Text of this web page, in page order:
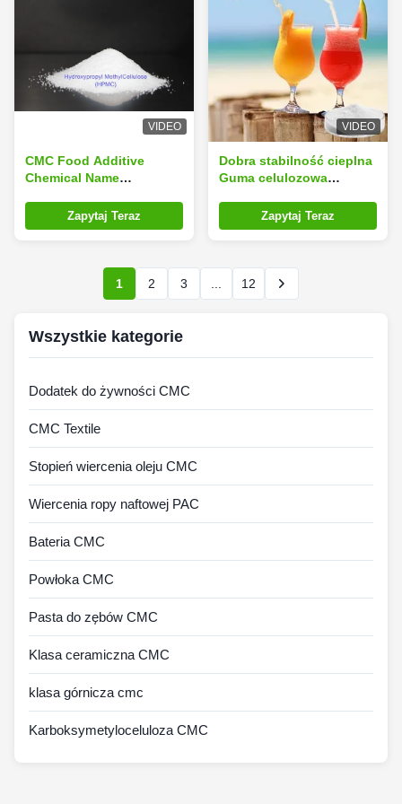
VIDEO
CMC Food Additive
Chemical Name
White Or Slightly
Yellowish Powder with
Zapytaj Teraz
VIDEO
Dobra stabilność cieplna
Guma celulozowa
Karboksymetyloceluloza
poprawia teksturę i
Zapytaj Teraz
1 2 3 12
Wszystkie kategorie
Dodatek do żywności CMC
CMC Textile
Stopień wiercenia oleju CMC
Wiercenia ropy naftowej PAC
Bateria CMC
Powłoka CMC
Pasta do zębów CMC
Klasa ceramiczna CMC
klasa górnicza cmc
Karboksymetyloceluloza CMC